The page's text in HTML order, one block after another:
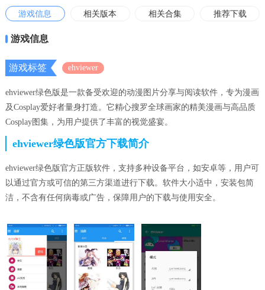
游戏信息 相关版本 相关合集 推荐下载
游戏信息
游戏标签 ehviewer
ehviewer绿色版是一款备受欢迎的动漫图片分享与阅读软件，专为漫画
及Cosplay爱好者量身打造。它精心搜罗全球画家的精美漫画与高品质
Cosplay图集，为用户提供了丰富的视觉盛宴。
ehviewer绿色版官方下载简介
ehviewer绿色版官方正版软件，支持多种设备平台，如安卓等，用户可
以通过官方或可信的第三方渠道进行下载。软件大小适中，安装包简
洁，不含有任何病毒或广告，保障用户的下载与使用安全。